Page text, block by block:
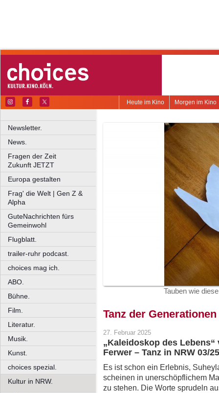
Morgen im Kino
Heute im Kino
Newsletter.
News.
Fragen der Zeit
Zukunft JETZT
Europa gestalten
Frag' die Welt | Gen Z &
Alpha
GuteNachrichten fürs
Gemeinwohl
Flugblatt.
trailer-ruhr podcast.
choices mag ich.
ABO.
Bühne.
Film.
Literatur.
Musik.
Kunst.
choices spezial.
Kultur in NRW.
Tauben wie
Tanz der Generationen
27. Februar 2025
„Kaleidoskop des
Ferwer – Tanz in NRW 03/25
Es ist schon ein Erlebnis,
scheinen in unerschöpflichem
zu stehen. Die Worte sprudeln